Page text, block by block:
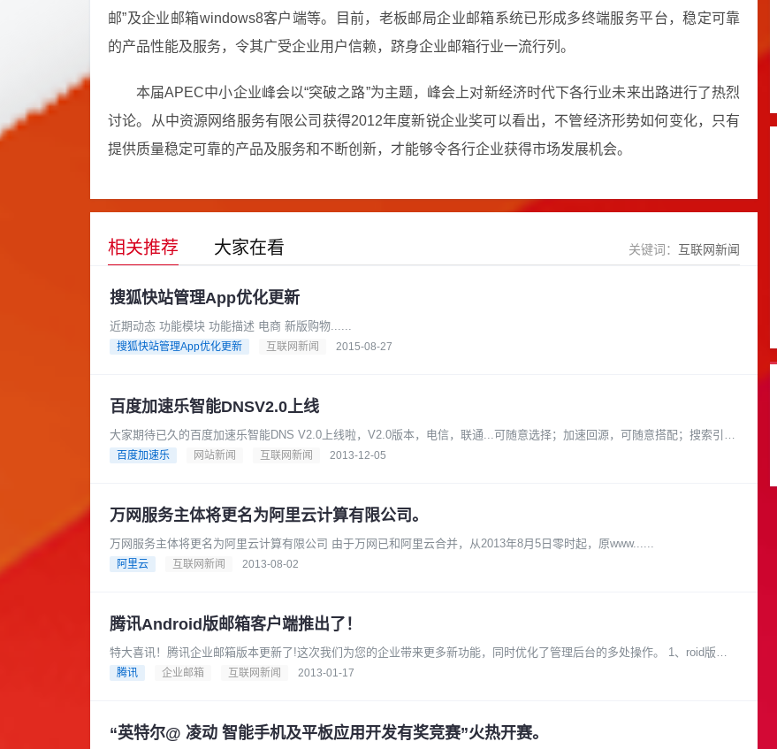
邮”及企业邮箱windows8客户端等。目前，老板邮局企业邮箱系统已形成多终端服务平台，稳定可靠
的产品性能及服务，令其广受企业用户信赖，跻身企业邮箱行业一流行列。
本届APEC中小企业峰会以“突破之路”为主题，峰会上对新经济时代下各行业未来出路进行了热烈
讨论。从中资源网络服务有限公司获得2012年度新锐企业奖可以看出，不管经济形势如何变化，只有
提供质量稳定可靠的产品及服务和不断创新，才能够令各行企业获得市场发展机会。
相关推荐 大家在看 关键词： 互联网新闻
搜狐快站管理App优化更新
近期动态 功能模块 功能描述 电商 新版购物......
搜狐快站管理App优化更新 互联网新闻 2015-08-27
百度加速乐智能DNSV2.0上线
大家期待已久的百度加速乐智能DNS V2.0上线啦，V2.0版本，电信，联通...可随意选择；加速回源，可随意搭配；搜索引擎
直接取源。从这一......
百度加速乐 网站新闻 互联网新闻 2013-12-05
万网服务主体将更名为阿里云计算有限公司。
万网服务主体将更名为阿里云计算有限公司 由于万网已和阿里云合并，从2013年8月5日零时起，原www......
阿里云 互联网新闻 2013-08-02
腾讯Android版邮箱客户端推出了！
特大喜讯！腾讯企业邮箱版本更新了!这次我们为您的企业带来更多新功能，同时优化了管理后台的多处操作。 1、roid版邮
箱客户端推出 现在，QQ......
腾讯 企业邮箱 互联网新闻 2013-01-17
“英特尔@ 凌动 智能手机及平板应用开发有奖竞赛”火热开赛。